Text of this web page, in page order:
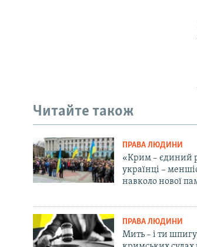
Читайте також
ПРАВА ЛЮДИНИ
«Крим – єдиний
українці –
навколо нової
ПРАВА ЛЮДИНИ
Мить – і ти